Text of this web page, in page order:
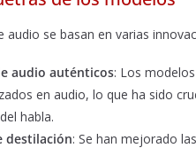
se basan en varias
audio auténticos: Los
en audio, lo que ha sido
habla.​
destilación: Se han mejorado